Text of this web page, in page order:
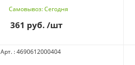
Самовывоз: Сегодня
361 руб. /шт
Арт. : 4690612000404